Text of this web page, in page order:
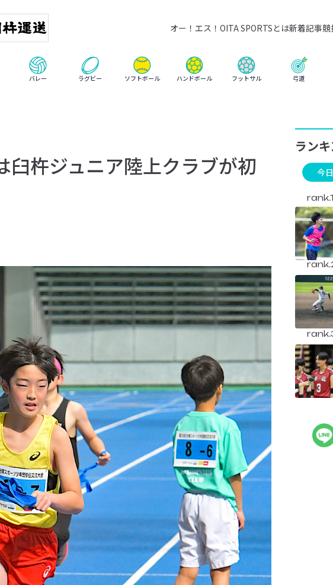
オー！エス！OITA SPORTSとは新着記事競
バレー ラグビー ソフトボール ハンドボール フットサル 弓道
杵ジュニア陸上クラブが初
ラン
今日
rank.1